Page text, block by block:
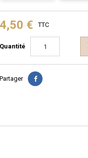
4,50 € TTC
Quantité
Partager